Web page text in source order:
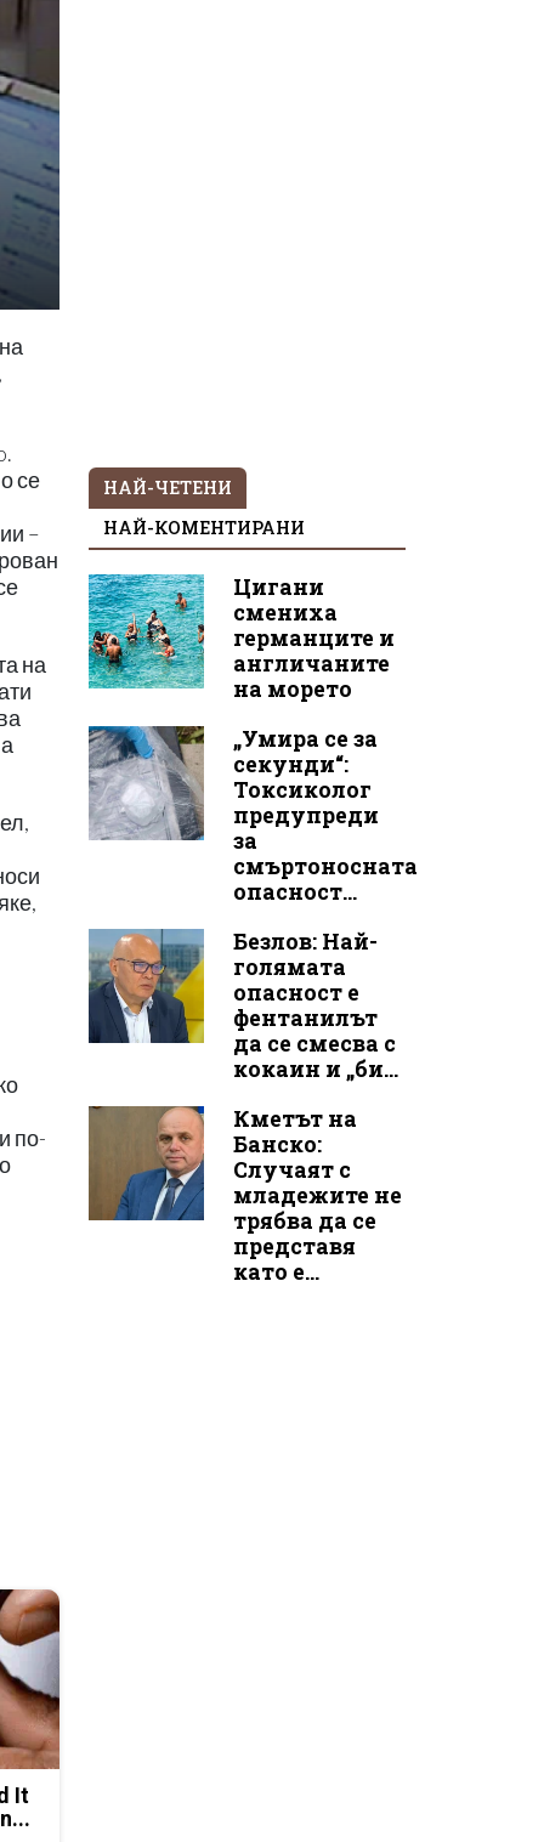
се
–
на
по-
It
НАЙ-ЧЕТЕНИ
НАЙ-КОМЕНТИРАНИ
Цигани
смениха
германците и
англичаните
на морето
„Умира се за
секунди“:
Токсиколог
предупреди
за
смъртоносната
опасност...
Безлов: Най-
голямата
опасност е
фентанилът
да се смесва с
кокаин и „би...
Кметът на
Банско:
Случаят с
младежите не
трябва да се
представя
като е...